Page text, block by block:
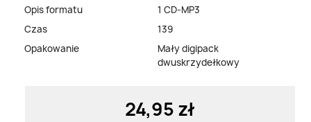
Opis formatu
1 CD-MP3
Czas
139
Opakowanie
Mały digipack
dwuskrzydełkowy
24,95 zł